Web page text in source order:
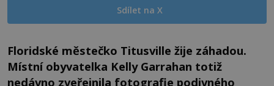
Sdílet na X
Floridské městečko Titusville žije záhadou.
Místní obyvatelka Kelly Garrahan totiž
nedávno zveřejnila fotografie podivného